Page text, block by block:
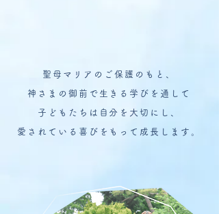
聖母マリアのご保護のもと、
神さまの御前で生きる学びを通して
子どもたちは自分を大切にし、
愛されている喜びをもって成長します。